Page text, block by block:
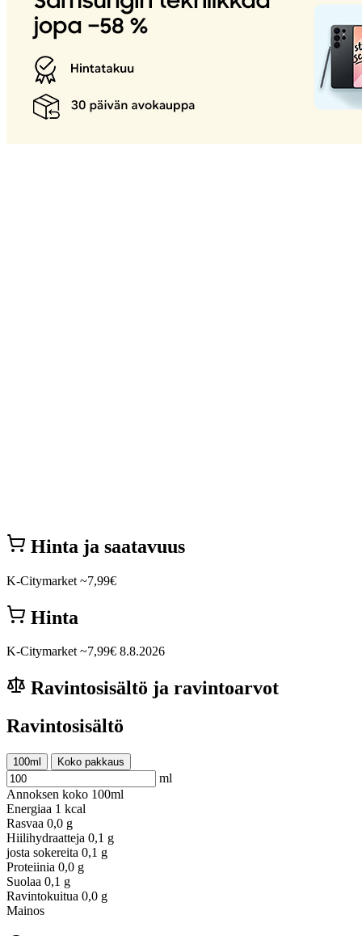
Hinta ja saatavuus
K-Citymarket ~7,99€
Hinta
K-Citymarket ~7,99€ 8.8.2026
Ravintosisältö ja ravintoarvot
Ravintosisältö
100ml Koko pakkaus
ml
Annoksen koko 100ml
Energiaa 1 kcal
Rasvaa 0,0 g
Hiilihydraatteja 0,1 g
josta sokereita 0,1 g
Proteiinia 0,0 g
Suolaa 0,1 g
Ravintokuitua 0,0 g
Mainos